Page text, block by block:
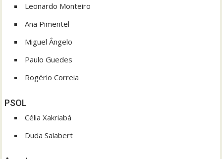
Leonardo Monteiro
Ana Pimentel
Miguel Ângelo
Paulo Guedes
Rogério Correia
PSOL
Célia Xakriabá
Duda Salabert